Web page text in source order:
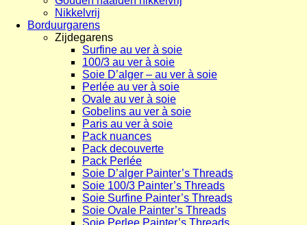
Nikkelvrij
Borduurgarens
Zijdegarens
Surfine au ver à soie
100/3 au ver à soie
Soie D’alger – au ver à soie
Perlée au ver à soie
Ovale au ver à soie
Gobelins au ver à soie
Paris au ver à soie
Pack nuances
Pack decouverte
Pack Perlée
Soie D’alger Painter’s Threads
Soie 100/3 Painter’s Threads
Soie Surfine Painter’s Threads
Soie Ovale Painter’s Threads
Soie Perlee Painter’s Threads